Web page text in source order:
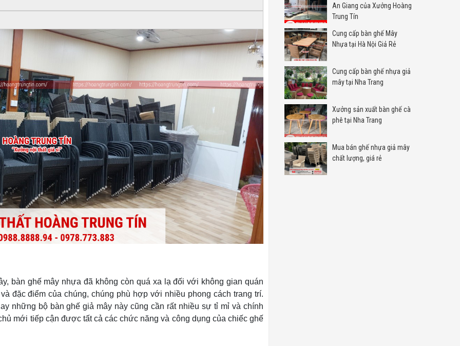
bàn ghế mây nhựa đã không còn quá xa lạ đối với không gian quán
đặc điểm của chúng, chúng phù hợp với nhiều phong cách trang trí.
những bộ bàn ghế giả mây này cũng cần rất nhiều sự tỉ mỉ và chính
mới tiếp cận được tất cả các chức năng và công dụng của chiếc ghế
An Giang của Xưởng Hoàng
Trung Tín
Cung cấp bàn ghế Mây
Nhựa tại Hà Nội Giả Rẻ
Cung cấp bàn ghế nhựa giả
mây tại Nha Trang
Xưởng sản xuất bàn ghế cà
phê tại Nha Trang
Mua bán ghế nhựa giả mây
chất lượng, giá rẻ